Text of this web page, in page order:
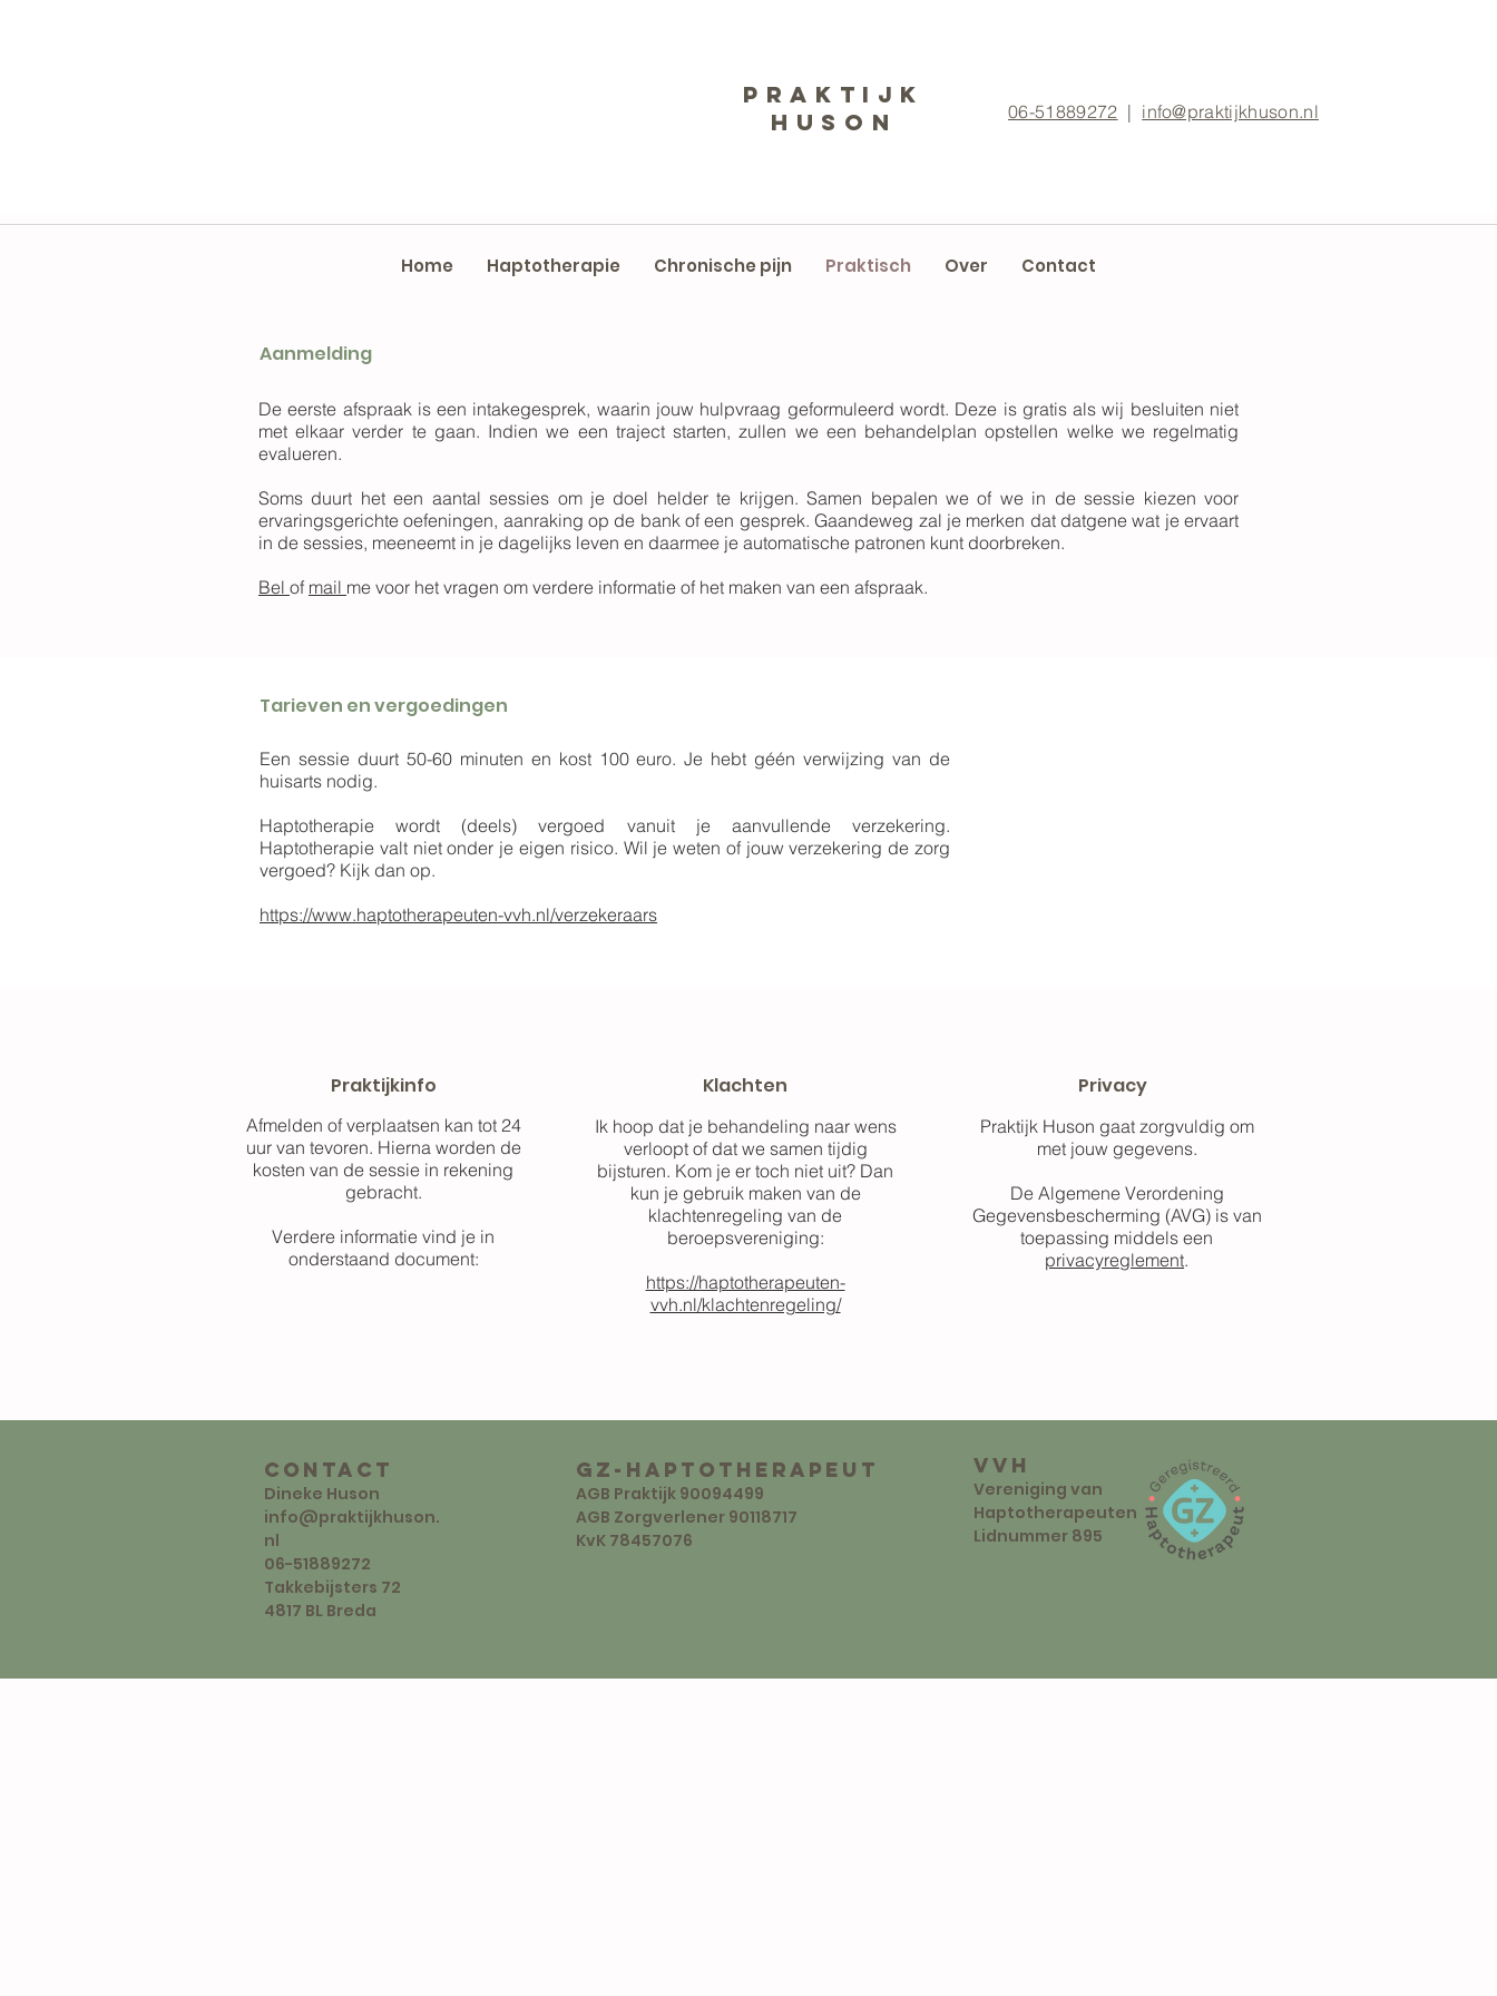
Praktijk
Huson
06-51889272 | info@praktijkhuson.nl
Home Haptotherapie Chronische pijn Praktisch Over Contact
Aanmelding
De eerste afspraak is een intakegesprek, waarin jouw hulpvraag geformuleerd wordt. Deze is gratis als wij besluiten niet
met elkaar verder te gaan. Indien we een traject starten, zullen we een behandelplan opstellen welke we regelmatig
evalueren.
Soms duurt het een aantal sessies om je doel helder te krijgen. Samen bepalen we of we in de sessie kiezen voor
ervaringsgerichte oefeningen, aanraking op de bank of een gesprek. Gaandeweg zal je merken dat datgene wat je ervaart
in de sessies, meeneemt in je dagelijks leven en daarmee je automatische patronen kunt doorbreken.
Bel of mail me voor het vragen om verdere informatie of het maken van een afspraak.
Tarieven en vergoedingen
Een sessie duurt 50-60 minuten en kost 100 euro. Je hebt géén verwijzing van de
huisarts nodig.
Haptotherapie wordt (deels) vergoed vanuit je aanvullende verzekering.
Haptotherapie valt niet onder je eigen risico. Wil je weten of jouw verzekering de zorg
vergoed? Kijk dan op.
https://www.haptotherapeuten-vvh.nl/verzekeraars
Praktijkinfo
Afmelden of verplaatsen kan tot 24
uur van tevoren. Hierna worden de
kosten van de sessie in rekening
gebracht.
Verdere informatie vind je in
onderstaand document:
Klachten
Ik hoop dat je behandeling naar wens
verloopt of dat we samen tijdig
bijsturen. Kom je er toch niet uit? Dan
kun je gebruik maken van de
klachtenregeling van de
beroepsvereniging:
https://haptotherapeuten-
vvh.nl/klachtenregeling/
Privacy
Praktijk Huson gaat zorgvuldig om
met jouw gegevens.
De Algemene Verordening
Gegevensbescherming (AVG) is van
toepassing middels een
privacyreglement.
contact
Dineke Huson
info@praktijkhuson.
nl
06-51889272
Takkebijsters 72
4817 BL Breda
GZ-Haptotherapeut
AGB Praktijk 90094499
AGB Zorgverlener 90118717
KvK 78457076
VVH
Vereniging van
Haptotherapeuten
Lidnummer 895